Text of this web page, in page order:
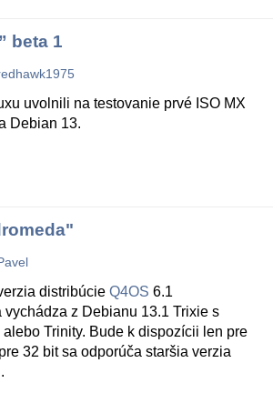
beta 1
uvolnili na testovanie prvé ISO MX
Debian 13.
distribúcie Q4OS 6.1
vychádza z Debianu 13.1 Trixie s
Trinity. Bude k dispozícii len pre
32 bit sa odporúča staršia verzia